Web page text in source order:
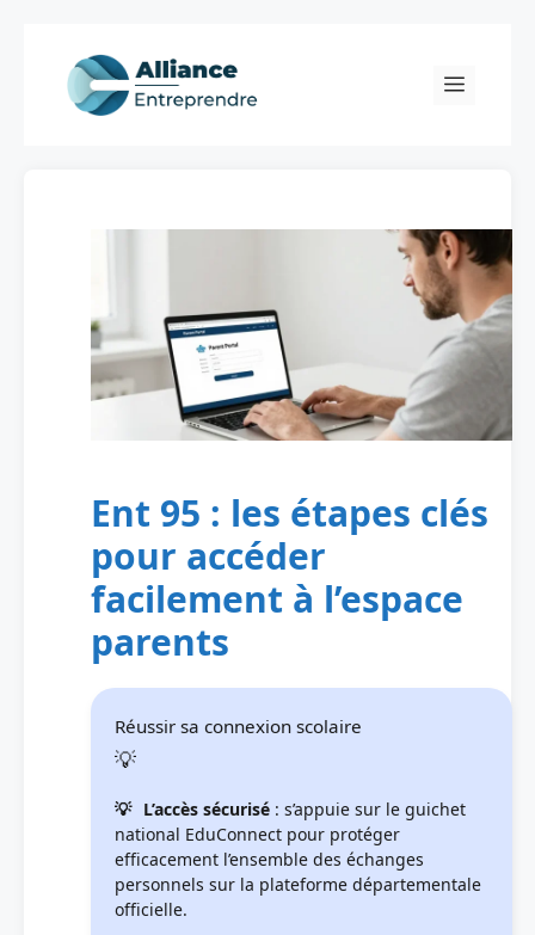
content
Menu
Ent 95 : les étapes clés
pour accéder
facilement à l’espace
parents
Réussir sa connexion scolaire
L’accès sécurisé : s’appuie sur le guichet
national EduConnect pour protéger
efficacement l’ensemble des échanges
personnels sur la plateforme départementale
officielle.